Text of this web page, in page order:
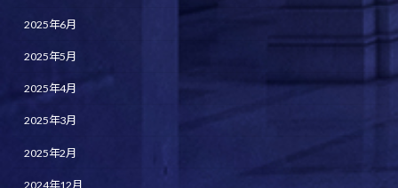
2025年6月
2025年5月
2025年4月
2025年3月
2025年2月
2024年12月